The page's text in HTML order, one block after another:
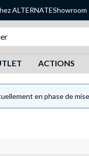
ALTERNATEShowroom
ACTIONS
en phase de